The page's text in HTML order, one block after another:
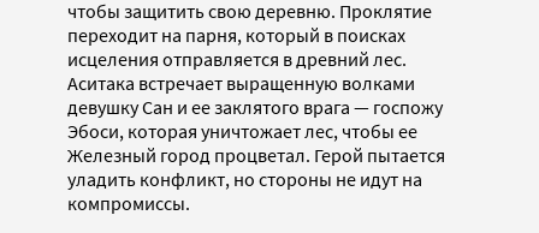
чтобы защитить свою деревню. Проклятие
переходит на парня, который в поисках
исцеления отправляется в древний лес.
Аситака встречает выращенную волками
девушку Сан и ее заклятого врага — госпожу
Эбоси, которая уничтожает лес, чтобы ее
Железный город процветал. Герой пытается
уладить конфликт, но стороны не идут на
компромиссы.